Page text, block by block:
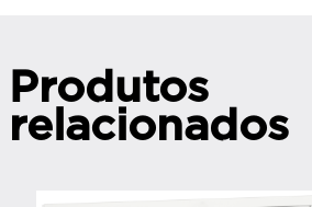
Produtos
relacionados